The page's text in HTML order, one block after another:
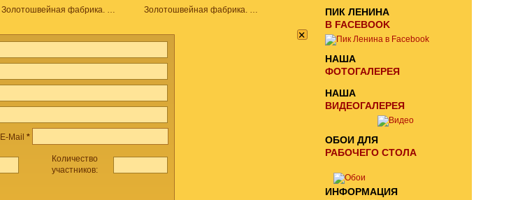
Золотошвейная фабрика. Бухара, Узбекистан
Золотошвейная фабрика. Бухара, Узбекистан
×
E-Mail *
Количество
участников:
ПИК ЛЕНИНА
В FACEBOOK
НАША
ФОТОГАЛЕРЕЯ
НАША
ВИДЕОГАЛЕРЕЯ
ОБОИ ДЛЯ
РАБОЧЕГО СТОЛА
ИНФОРМАЦИЯ